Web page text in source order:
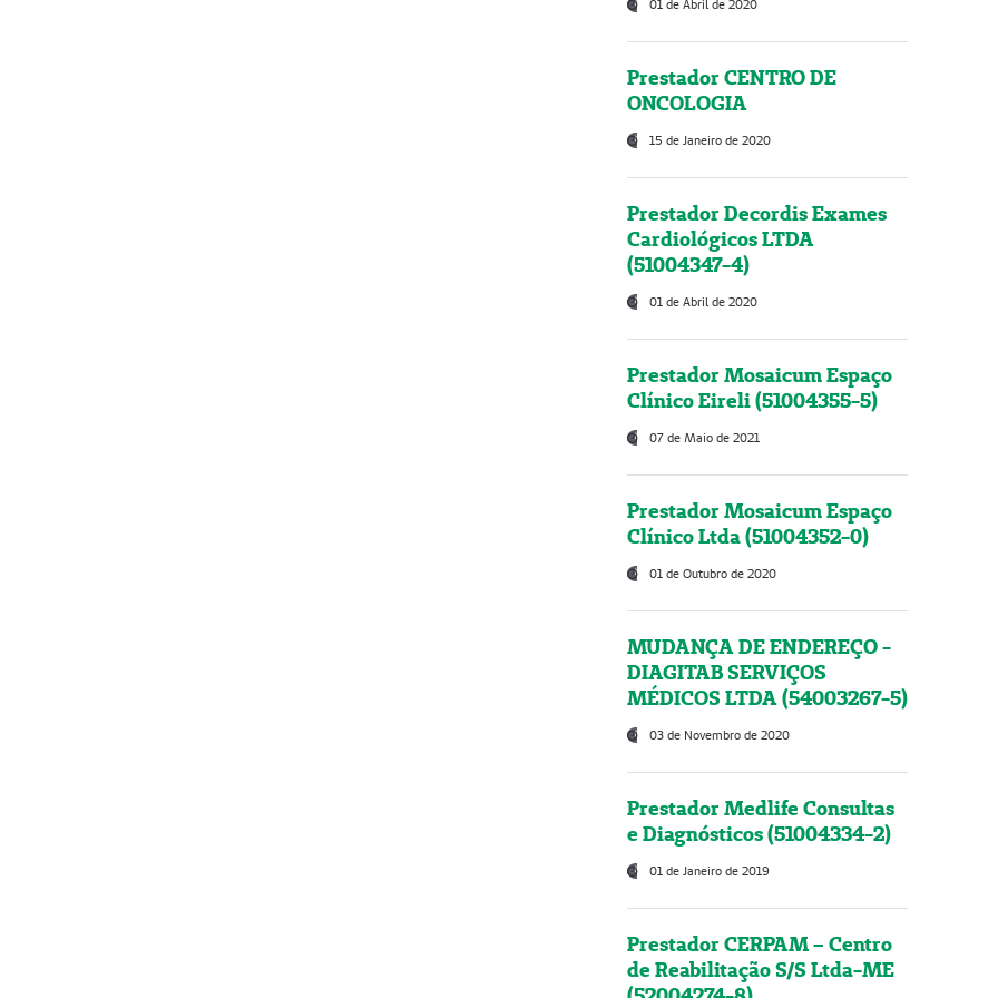
01 de Abril de 2020
Prestador CENTRO DE
ONCOLOGIA
15 de Janeiro de 2020
Prestador Decordis Exames
Cardiológicos LTDA
(51004347-4)
01 de Abril de 2020
Prestador Mosaicum Espaço
Clínico Eireli (51004355-5)
07 de Maio de 2021
Prestador Mosaicum Espaço
Clínico Ltda (51004352-0)
01 de Outubro de 2020
MUDANÇA DE ENDEREÇO -
DIAGITAB SERVIÇOS
MÉDICOS LTDA (54003267-5)
03 de Novembro de 2020
Prestador Medlife Consultas
e Diagnósticos (51004334-2)
01 de Janeiro de 2019
Prestador CERPAM – Centro
de Reabilitação S/S Ltda-ME